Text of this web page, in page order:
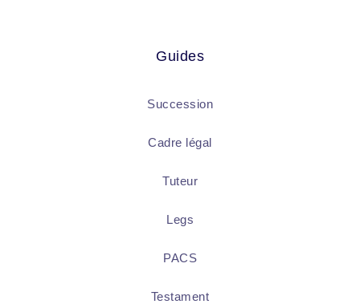
Guides
Succession
Cadre légal
Tuteur
Legs
PACS
Testament